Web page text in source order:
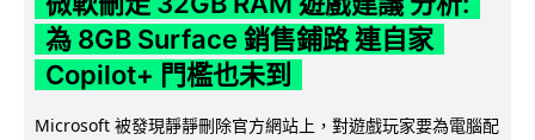
為 8GB Surface 銷售鋪路 連自家
Copilot+ 門檻也未到
Microsoft 被發現靜靜刪除官方網站上，對遊戲玩家要為電腦配